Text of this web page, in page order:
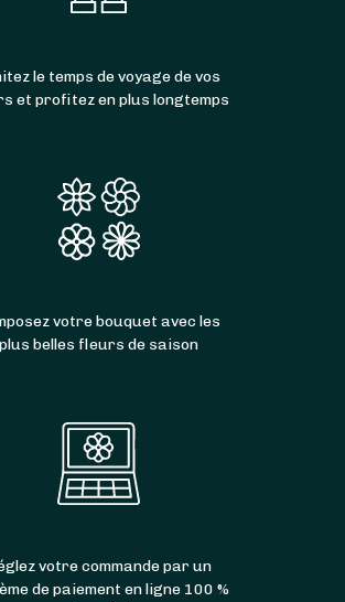
le temps de voyage de vos
et profitez en plus longtemps
votre bouquet avec les
plus belles fleurs de saison
votre commande par un
de paiement en ligne 100 %